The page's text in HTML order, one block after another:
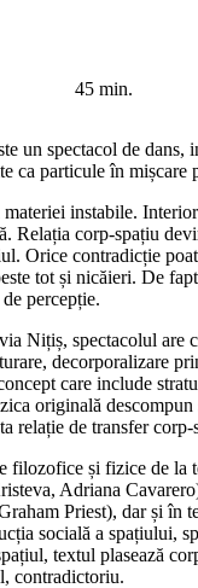
45 min.
un spectacol de dans,
ca particule în mișcare
instabile.
Relația corp-spațiu
Orice contradicție
tot și nicăieri. De
percepție.
Nițiș, spectacolul are
decorporalizare
care include
originală
relație de transfer corp-
filozofice și fizice de la
Adriana
Priest), dar și în
socială a spațiului,
textul plasează
contradictoriu.